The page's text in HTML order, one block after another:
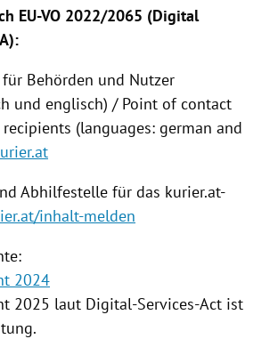
EU-VO 2022/2065 (Digital
Behörden und Nutzer
und englisch) / Point of contact
(languages: german and
Abhilfestelle für das kurier.at-
inhalt-melden
2024
2025 laut Digital-Services-Act ist